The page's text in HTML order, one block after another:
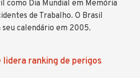
como Dia Mundial em Memória
de Trabalho. O Brasil
calendário em 2005.
ranking de perigos